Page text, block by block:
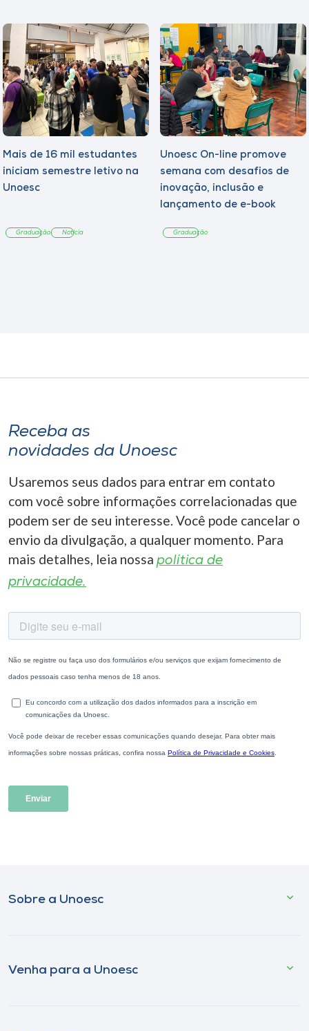
Mais de 16 mil estudantes
iniciam semestre letivo na
Unoesc
Graduação Notícia
Unoesc On-line promove
semana com desafios de
inovação, inclusão e
lançamento de e-book
Graduação
Receba as
novidades da Unoesc
Usaremos seus dados para entrar em contato
com você sobre informações correlacionadas que
podem ser de seu interesse. Você pode cancelar o
envio da divulgação, a qualquer momento. Para
mais detalhes, leia nossa política de
privacidade.
Sobre a Unoesc
Venha para a Unoesc